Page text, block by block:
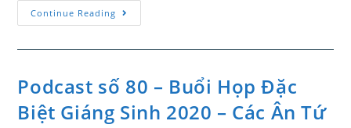
Continue Reading
Podcast số 80 – Buổi Họp Đặc
Biệt Giáng Sinh 2020 – Các Ân Tứ